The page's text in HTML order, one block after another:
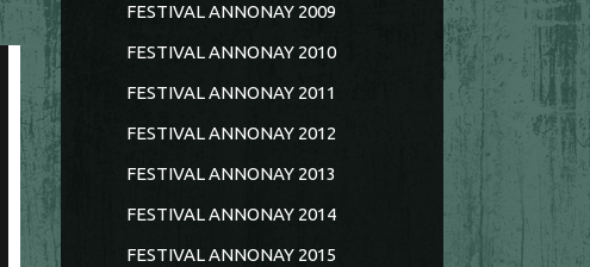
FESTIVAL ANNONAY 2009
FESTIVAL ANNONAY 2010
FESTIVAL ANNONAY 2011
FESTIVAL ANNONAY 2012
FESTIVAL ANNONAY 2013
FESTIVAL ANNONAY 2014
FESTIVAL ANNONAY 2015